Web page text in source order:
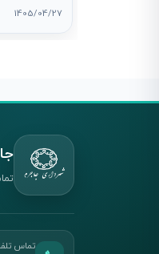
جاجرم در
1405/04/27
تماس